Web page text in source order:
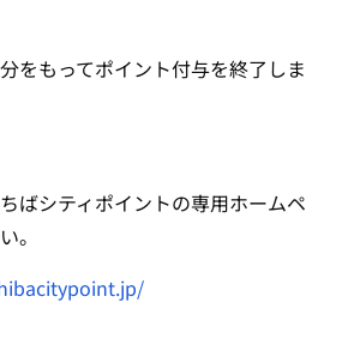
をもってポイント付与を終了しま
ばシティポイントの専用ホームペ
。